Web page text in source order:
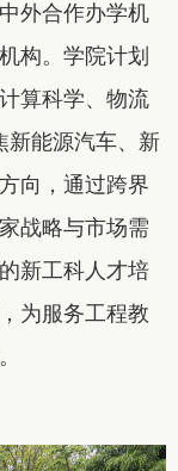
外合作办学机
构。学院计划
算科学、物流
新能源汽车、新
向，通过跨界
战略与市场需
新工科人才培
为服务工程教